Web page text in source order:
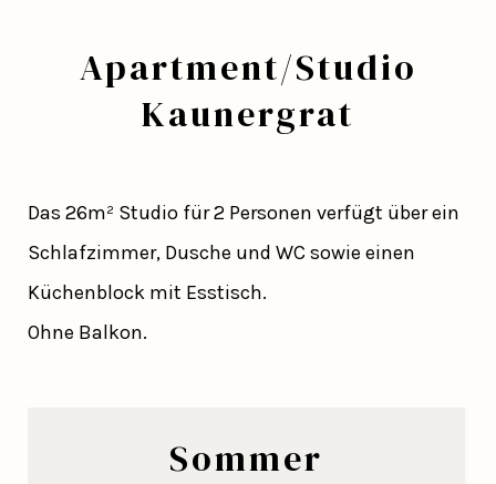
Apartment/Studio
Kaunergrat
Das 26m² Studio für 2 Personen verfügt über ein
Schlafzimmer, Dusche und WC sowie einen
Küchenblock mit Esstisch.
Ohne Balkon.
Sommer